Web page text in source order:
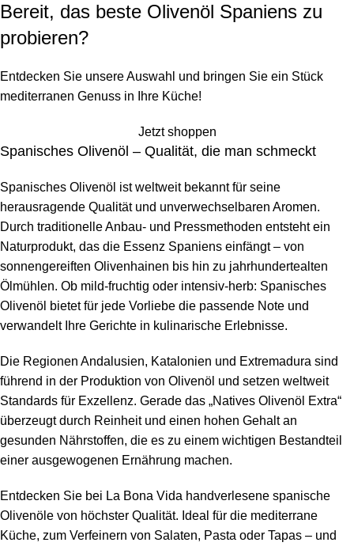
Bereit, das beste Olivenöl Spaniens zu
probieren?
Entdecken Sie unsere Auswahl und bringen Sie ein Stück
mediterranen Genuss in Ihre Küche!
Jetzt shoppen
Spanisches Olivenöl – Qualität, die man schmeckt
Spanisches Olivenöl ist weltweit bekannt für seine
herausragende Qualität und unverwechselbaren Aromen.
Durch traditionelle Anbau- und Pressmethoden entsteht ein
Naturprodukt, das die Essenz Spaniens einfängt – von
sonnengereiften Olivenhainen bis hin zu jahrhundertealten
Ölmühlen. Ob mild-fruchtig oder intensiv-herb: Spanisches
Olivenöl bietet für jede Vorliebe die passende Note und
verwandelt Ihre Gerichte in kulinarische Erlebnisse.
Die Regionen Andalusien, Katalonien und Extremadura sind
führend in der Produktion von Olivenöl und setzen weltweit
Standards für Exzellenz. Gerade das „Natives Olivenöl Extra“
überzeugt durch Reinheit und einen hohen Gehalt an
gesunden Nährstoffen, die es zu einem wichtigen Bestandteil
einer ausgewogenen Ernährung machen.
Entdecken Sie bei La Bona Vida handverlesene spanische
Olivenöle von höchster Qualität. Ideal für die mediterrane
Küche, zum Verfeinern von Salaten, Pasta oder Tapas – und